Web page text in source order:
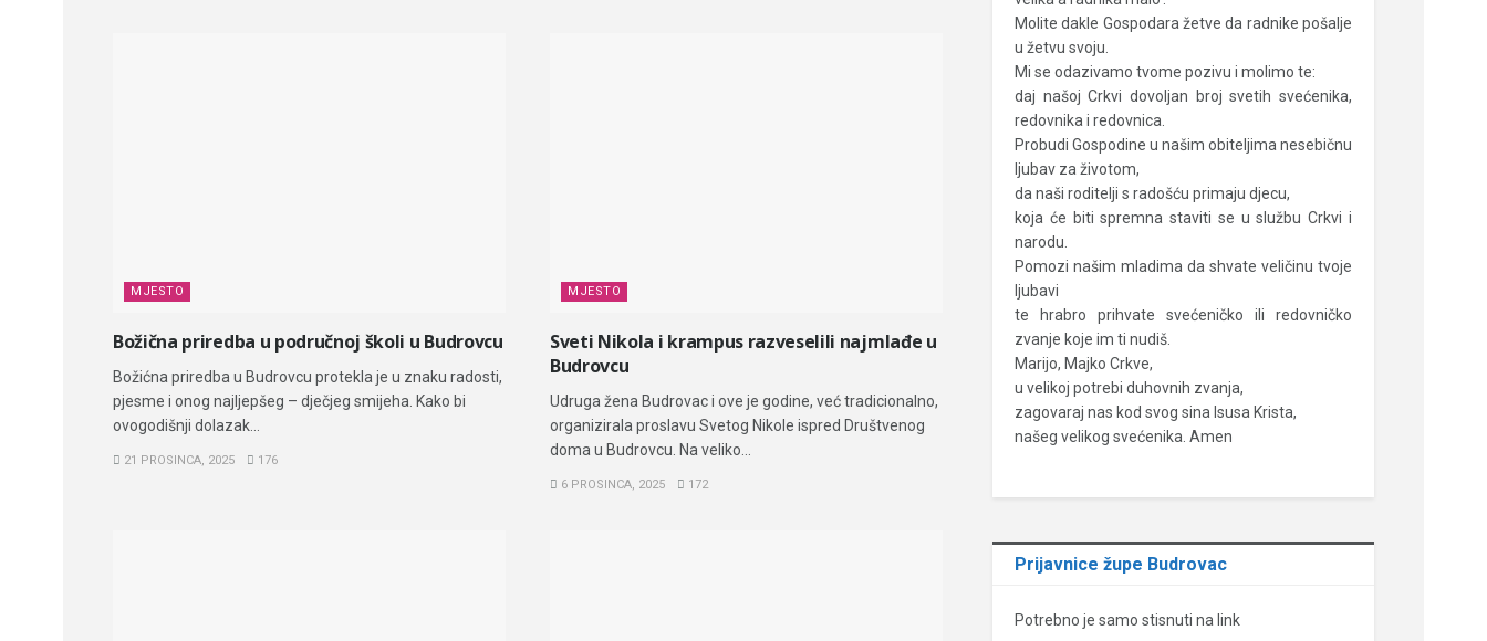
MJESTO
Božična priredba u područnoj školi u Budrovcu
Božićna priredba u Budrovcu protekla je u znaku radosti,
pjesme i onog najljepšeg – dječjeg smijeha. Kako bi
ovogodišnji dolazak...
21 PROSINCA, 2025 176
MJESTO
Sveti Nikola i krampus razveselili najmlađe u
Budrovcu
Udruga žena Budrovac i ove je godine, već tradicionalno,
organizirala proslavu Svetog Nikole ispred Društvenog
doma u Budrovcu. Na veliko...
6 PROSINCA, 2025 172
Molite dakle Gospodara žetve da radnike pošalje
u žetvu svoju.
Mi se odazivamo tvome pozivu i molimo te:
daj našoj Crkvi dovoljan broj svetih svećenika,
redovnika i redovnica.
Probudi Gospodine u našim obiteljima nesebičnu
ljubav za životom,
da naši roditelji s radošću primaju djecu,
koja će biti spremna staviti se u službu Crkvi i
narodu.
Pomozi našim mladima da shvate veličinu tvoje
ljubavi
te hrabro prihvate svećeničko ili redovničko
zvanje koje im ti nudiš.
Marijo, Majko Crkve,
u velikoj potrebi duhovnih zvanja,
zagovaraj nas kod svog sina Isusa Krista,
našeg velikog svećenika. Amen
Prijavnice župe Budrovac
Potrebno je samo stisnuti na link